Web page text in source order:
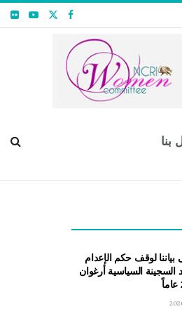
بنا
بياننا لوقف حكم الإعدام
السجينة السياسية أرغوان